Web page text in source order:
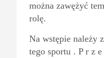
można zawężyć
rolę.
Na wstępie należy
tego sportu . P r z